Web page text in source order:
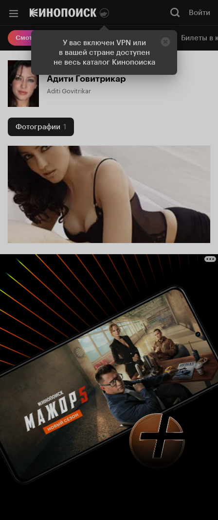
У вас включен VPN или
в вашей стране доступен
не весь каталог Кинопоиска
Войти
Смотреть кино Онлайн-кинотеатр Билеты в
Адити Говитрикар
Aditi Govitrikar
Фотографии 1